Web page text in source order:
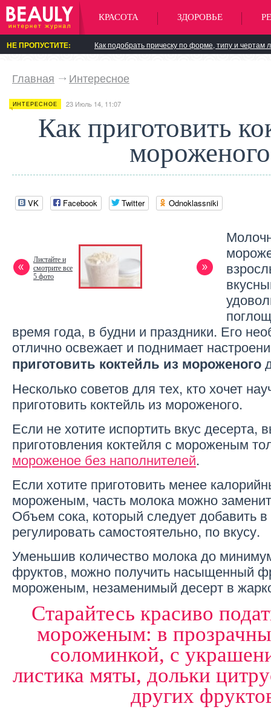
КРАСОТА ЗДОРОВЬЕ
НЕ ПРОПУСТИТЕ: Как подобрать прическу по форме, типу и чертам
Главная Интересное
ИНТЕРЕСНОЕ 23 Июль 14, 11:07
Как приготовить
VK Facebook Twitter Odnoklassniki
Листайте и
смотрите все
5 фото
время года, в будни и праздники. Его
отлично освежает и поднимает
приготовить коктейль из мороженого
Несколько советов для тех, кто хочет
приготовить коктейль из мороженого.
Если не хотите испортить вкус десерта,
приготовления коктейля с мороженым
мороженое без наполнителей.
Если хотите приготовить менее
мороженым, часть молока можно
Объем сока, который следует добавить
регулировать самостоятельно, по вкусу.
Уменьшив количество молока до
фруктов, можно получить насыщенный
мороженым, незаменимый десерт в
Старайтесь красиво
мороженым: в
соломинкой, с
листика мяты, дольки
других